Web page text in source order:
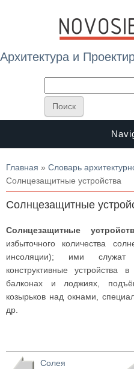
Архитектура и
Вы здесь
Главная » Словарь
Солнцезащитные устройства
Солнцезащитные
Солнцезащитные
избыточного количества
инсоляции); ими служат
конструктивные устройства
балконах и лоджиях,
козырьков над окнами,
др.
Солея